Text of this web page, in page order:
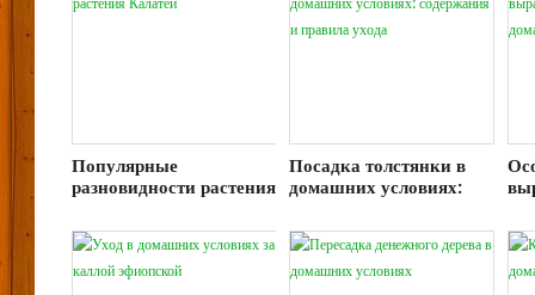
Популярные
разновидности растения
Посадка толстянки в
домашних условиях:
ухода